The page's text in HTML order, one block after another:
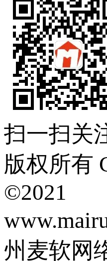
扫一扫关
版权所有
©2021
州麦软网